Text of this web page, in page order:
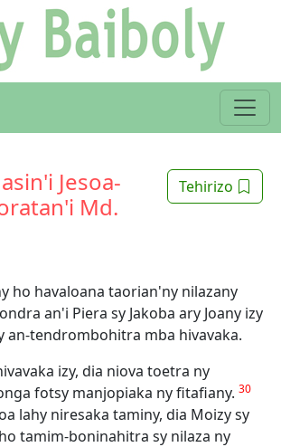
Tehirizo
Jesoa-
Md.
ho havaloana taorian'ny nilazany
an'i Piera sy Jakoba ary Joany izy
an-tendrombohitra mba hivavaka.
izy, dia niova toetra ny
fotsy manjopiaka ny fitafiany. 30
lahy niresaka taminy, dia Moizy sy
tamim-boninahitra sy nilaza ny